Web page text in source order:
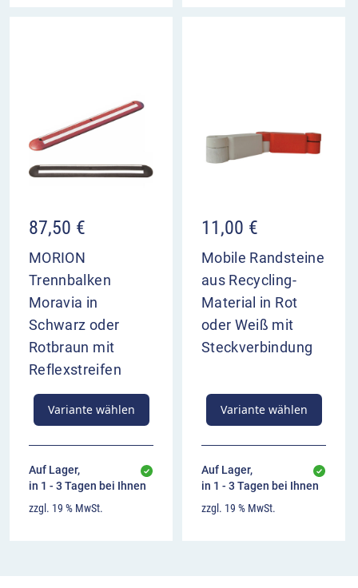
87,50 €
MORION
Trennbalken
Moravia in
Schwarz oder
Rotbraun mit
Reflexstreifen
Variante wählen
Auf Lager,
in 1 - 3 Tagen bei Ihnen
zzgl. 19 % MwSt.
11,00 €
Mobile Randsteine
aus Recycling-
Material in Rot
oder Weiß mit
Steckverbindung
Variante wählen
Auf Lager,
in 1 - 3 Tagen bei Ihnen
zzgl. 19 % MwSt.